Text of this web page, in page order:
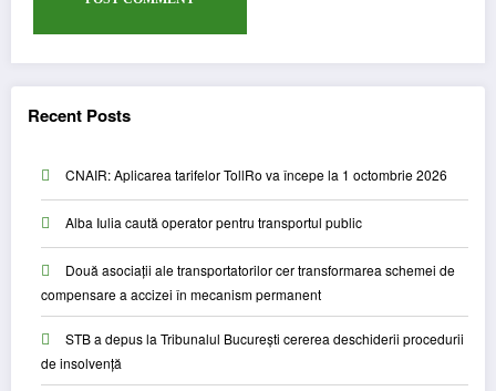
Recent Posts
CNAIR: Aplicarea tarifelor TollRo va începe la 1 octombrie 2026
Alba Iulia caută operator pentru transportul public
Două asociații ale transportatorilor cer transformarea schemei de
compensare a accizei în mecanism permanent
STB a depus la Tribunalul București cererea deschiderii procedurii
de insolvență